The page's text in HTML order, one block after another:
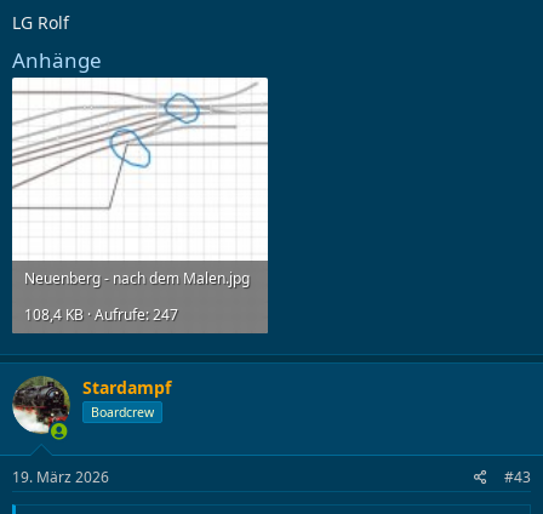
LG Rolf
Anhänge
Neuenberg - nach dem Malen.jpg
108,4 KB · Aufrufe: 247
Stardampf
Boardcrew
19. März 2026 #43